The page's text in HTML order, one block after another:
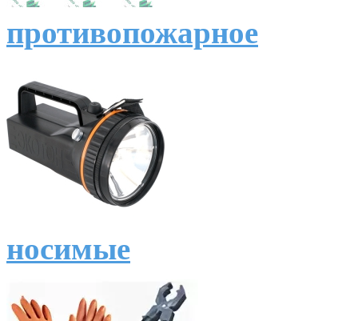
противопожарное
носимые